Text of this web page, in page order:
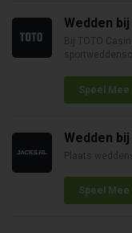
Wedden
Bij TOTO
Speel Mee
Wedden
Plaats
Speel Mee